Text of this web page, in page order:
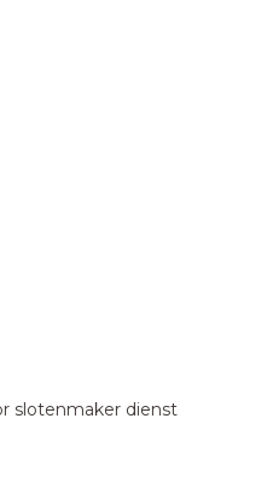
slotenmaker dienst